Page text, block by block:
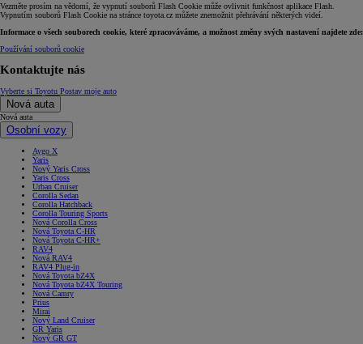
Vezměte prosím na vědomí, že vypnutí souborů Flash Cookie může ovlivnit funkčnost aplikace Flash.
Vypnutím souborů Flash Cookie na stránce toyota.cz můžete znemožnit přehrávání některých videí.
Informace o všech souborech cookie, které zpracováváme, a možnost změny svých nastavení najdete zde:
Používání souborů cookie
Kontaktujte nás
Vyberte si Toyotu Postav moje auto
Nová auta
Nová auta
Osobní vozy
Aygo X
Yaris
Nový Yaris Cross
Yaris Cross
Urban Cruiser
Corolla Sedan
Corolla Hatchback
Corolla Touring Sports
Nová Corolla Cross
Nová Toyota C-HR
Nová Toyota C-HR+
RAV4
Nová RAV4
RAV4 Plug-in
Nová Toyota bZ4X
Nová Toyota bZ4X Touring
Nová Camry
Prius
Mirai
Nový Land Cruiser
GR Yaris
Nový GR GT